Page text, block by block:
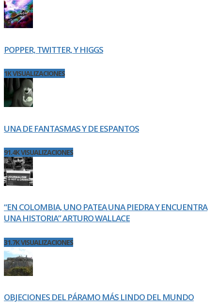
POPPER, TWITTER, Y HIGGS
1K VISUALIZACIONES
UNA DE FANTASMAS Y DE ESPANTOS
91.4K VISUALIZACIONES
“EN COLOMBIA, UNO PATEA UNA PIEDRA Y ENCUENTRA
UNA HISTORIA” ARTURO WALLACE
31.7K VISUALIZACIONES
OBJECIONES DEL PÁRAMO MÁS LINDO DEL MUNDO